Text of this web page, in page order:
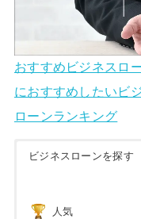
おすすめビジネスロ
におすすめしたいビ
ローンランキング
ビジネスローンを探す
人気